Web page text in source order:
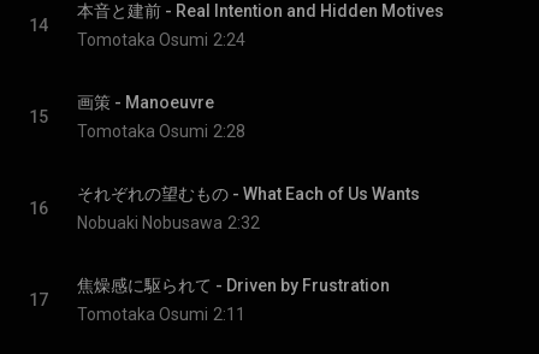
14
本音と建前 - Real Intention and Hidden Motives
Tomotaka Osumi 2:24
15
画策 - Manoeuvre
Tomotaka Osumi 2:28
16
それぞれの望むもの - What Each of Us Wants
Nobuaki Nobusawa 2:32
17
焦燥感に駆られて - Driven by Frustration
Tomotaka Osumi 2:11